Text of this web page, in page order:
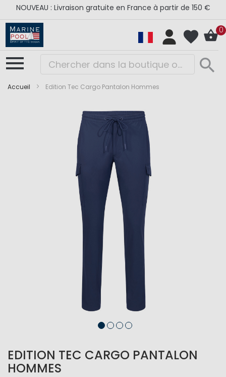
NOUVEAU : Livraison gratuite en France à partir de 150 €
0
Accueil Edition Tec Cargo Pantalon Hommes
EDITION TEC CARGO PANTALON
HOMMES